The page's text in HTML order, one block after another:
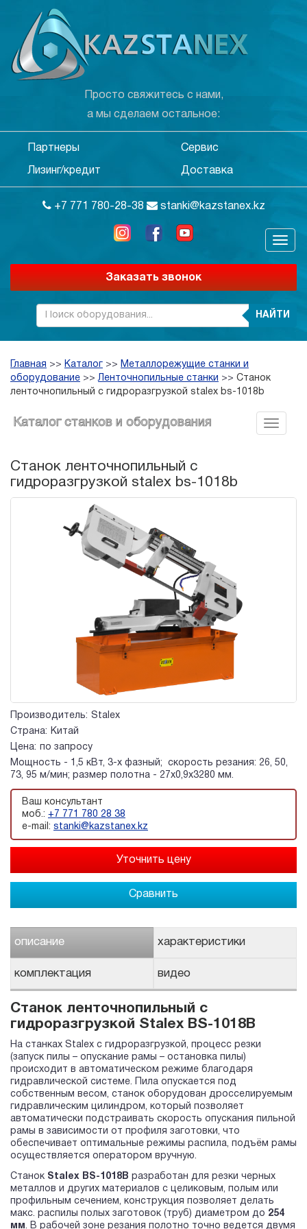
Просто свяжитесь с нами,
а мы сделаем остальное:
Партнеры Сервис
Лизинг/кредит Доставка
+7 771 780-28-38 stanki@kazstanex.kz
Заказать звонок
НАЙТИ
Главная >> Каталог >> Металлорежущие станки и
оборудование >>Ленточнопильные станки >> Станок
ленточнопильный с гидроразгрузкой stalex bs-1018b
Каталог станков и оборудования
Станок ленточнопильный с
гидроразгрузкой stalex bs-1018b
Производитель: Stalex
Страна:
Китай
Цена:
по запросу
Мощность - 1,5 кВт, 3-х фазный; скорость резания: 26, 50,
73, 95 м/мин; размер полотна - 27х0,9х3280 мм.
Ваш консультант
моб.: +7 771 780 28 38
e-mail: stanki@kazstanex.kz
Сравнить
описание характеристики
комплектация видео
Станок ленточнопильный с
гидроразгрузкой Stalex BS-1018B
На станках Stalex с гидроразгрузкой, процесс резки
(запуск пилы – опускание рамы – остановка пилы)
происходит в автоматическом режиме благодаря
гидравлической системе. Пила опускается под
собственным весом, станок оборудован дросселируемым
гидравлическим цилиндром, который позволяет
автоматически подстраивать скорость опускания пильной
рамы в зависимости от профиля заготовки, что
обеспечивает оптимальные режимы распила, подъём рамы
осуществляется оператором вручную.
Станок Stalex BS-1018В разработан для резки черных
металлов и других материалов с целиковым, полым или
профильным сечением, конструкция позволяет делать
макс. распилы полых заготовок (труб) диаметром до 254
мм . В рабочей зоне резания полотно точно ведется двумя